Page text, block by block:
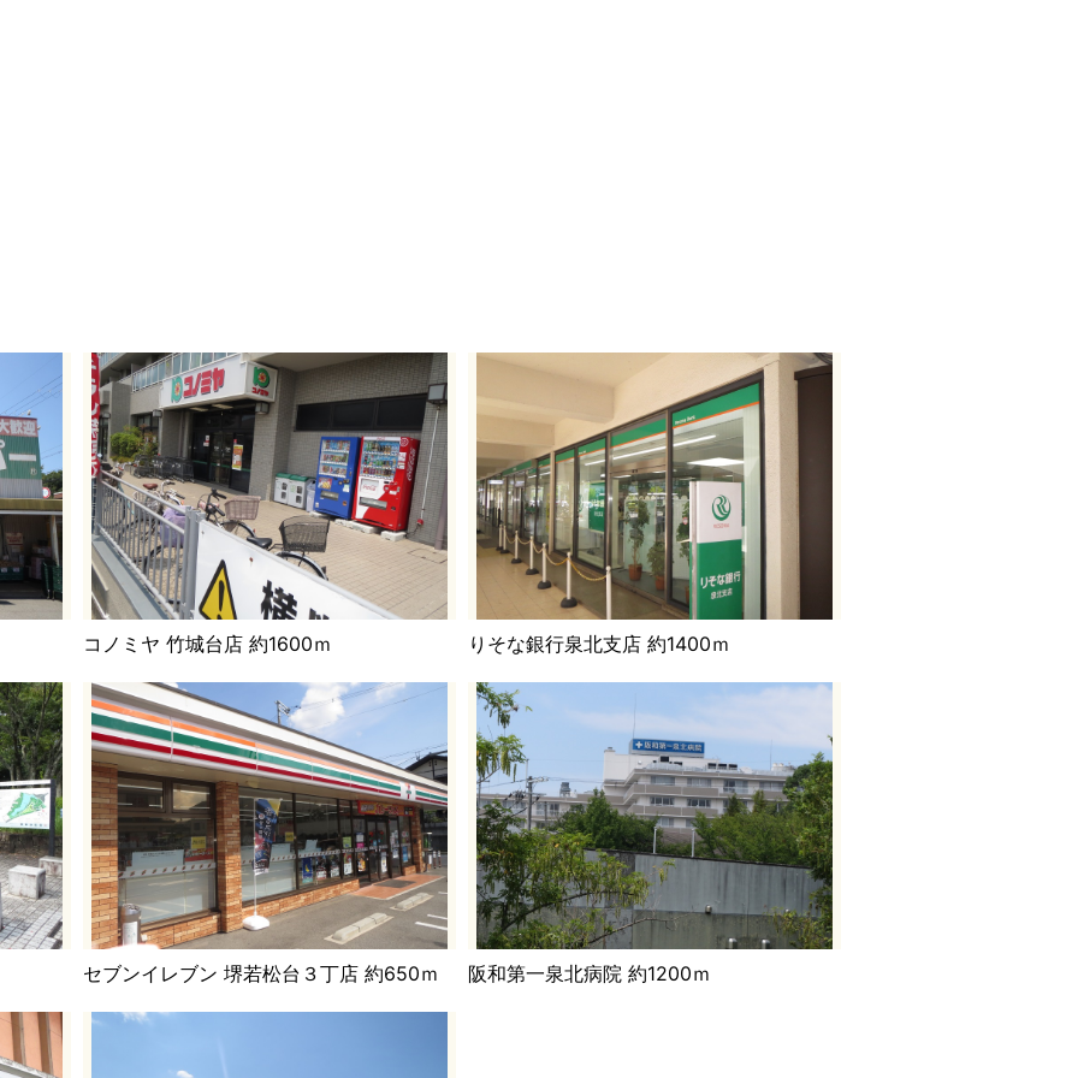
コノミヤ 竹城台店 約1600ｍ りそな銀行泉北支店 約1400ｍ
セブンイレブン 堺若松台３丁店 約650ｍ 阪和第一泉北病院 約1200ｍ